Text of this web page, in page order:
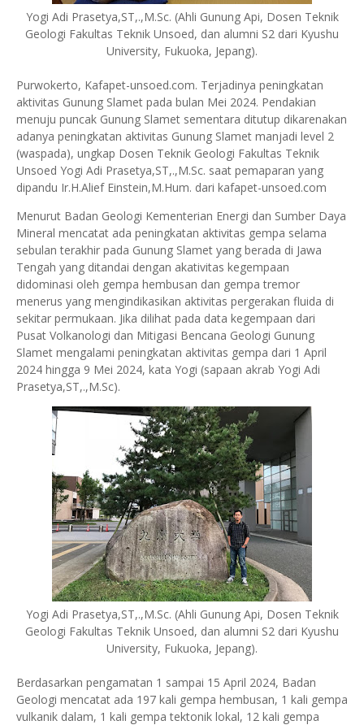
Yogi Adi Prasetya,ST,.,M.Sc. (Ahli Gunung Api, Dosen Teknik
Geologi Fakultas Teknik Unsoed, dan alumni S2 dari Kyushu
University, Fukuoka, Jepang).
Purwokerto, Kafapet-unsoed.com. Terjadinya peningkatan
aktivitas Gunung Slamet pada bulan Mei 2024. Pendakian
menuju puncak Gunung Slamet sementara ditutup dikarenakan
adanya peningkatan aktivitas Gunung Slamet manjadi level 2
(waspada), ungkap Dosen Teknik Geologi Fakultas Teknik
Unsoed Yogi Adi Prasetya,ST,.,M.Sc. saat pemaparan yang
dipandu Ir.H.Alief Einstein,M.Hum. dari kafapet-unsoed.com
Menurut Badan Geologi Kementerian Energi dan Sumber Daya
Mineral mencatat ada peningkatan aktivitas gempa selama
sebulan terakhir pada Gunung Slamet yang berada di Jawa
Tengah yang ditandai dengan akativitas kegempaan
didominasi oleh gempa hembusan dan gempa tremor
menerus yang mengindikasikan aktivitas pergerakan fluida di
sekitar permukaan. Jika dilihat pada data kegempaan dari
Pusat Volkanologi dan Mitigasi Bencana Geologi Gunung
Slamet mengalami peningkatan aktivitas gempa dari 1 April
2024 hingga 9 Mei 2024, kata Yogi (sapaan akrab Yogi Adi
Prasetya,ST,.,M.Sc).
Yogi Adi Prasetya,ST,.,M.Sc. (Ahli Gunung Api, Dosen Teknik
Geologi Fakultas Teknik Unsoed, dan alumni S2 dari Kyushu
University, Fukuoka, Jepang).
Berdasarkan pengamatan 1 sampai 15 April 2024, Badan
Geologi mencatat ada 197 kali gempa hembusan, 1 kali gempa
vulkanik dalam, 1 kali gempa tektonik lokal, 12 kali gempa